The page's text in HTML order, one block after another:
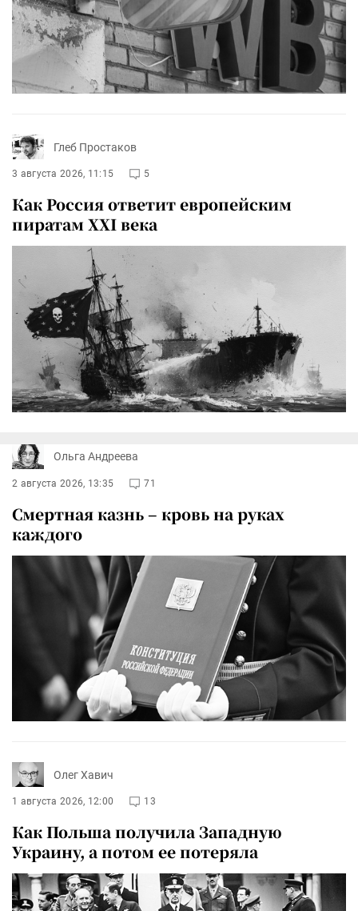
Глеб Простаков
3 августа 2026, 11:15 5
Как Россия ответит европейским
пиратам XXI века
Ольга Андреева
2 августа 2026, 13:35 71
Смертная казнь – кровь на руках
каждого
Олег Хавич
1 августа 2026, 12:00 13
Как Польша получила Западную
Украину, а потом ее потеряла